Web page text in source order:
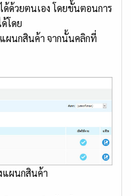
ด้วยตนเอง โดยขั้นตอนการ
โดย
นกสินค้า จากนั้นคลิกที่
แผนกสินค้า